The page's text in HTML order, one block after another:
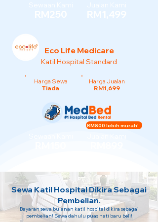
Sewaan Kami
RM250
Jualan Kami
RM1,499
Eco Life Medicare
Katil Hospital Standard
Harga Sewa
Tiada
Harga Jualan
RM1,699
RM800 lebih murah!
Sewa Katil Hospital Dikira Sebagai
Pembelian.
Bayaran sewa bulanan katil hospital dikira sebagai
pembelian! Sewa dahulu puas hati baru beli!